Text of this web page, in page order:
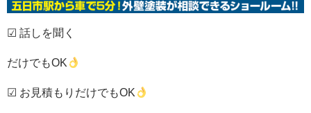
☑ 話しを聞く
だけでもOK
☑ お見積もりだけでもOK